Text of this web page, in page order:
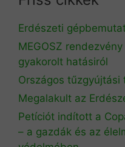
Erdészeti
MEGOSZ
gyakorolt hatásiról
Országos tűzgyújtási
Megalakult az
Petíciót indított a
– a gazdák és az